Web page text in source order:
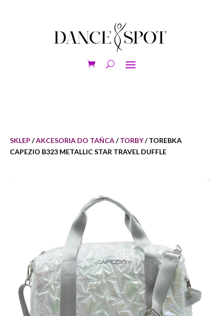
SKLEP /AKCESORIA DO TAŃCA/TORBY/ TOREBKA
CAPEZIO B323 METALLIC STAR TRAVEL DUFFLE